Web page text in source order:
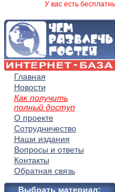
У вас есть
Главная
Новости
Как получить
полный доступ
О проекте
Сотрудничество
Наши издания
Вопросы и ответы
Контакты
Обратная связь
Выбрать материал: